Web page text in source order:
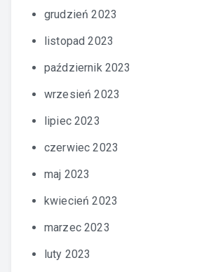
grudzień 2023
listopad 2023
październik 2023
wrzesień 2023
lipiec 2023
czerwiec 2023
maj 2023
kwiecień 2023
marzec 2023
luty 2023